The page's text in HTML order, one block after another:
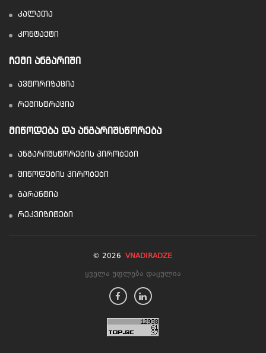
კალათა
კონტაქტი
ᲩᲔᲛᲘ ᲐᲜᲒᲐᲠᲘᲨᲘ
ავტორიზაცია
რეგისტრაცია
ᲛᲘᲬᲝᲓᲔᲑᲐ ᲓᲐ ᲐᲜᲒᲐᲠᲘᲨᲡᲬᲝᲠᲔᲑᲐ
ანგარიშსწორების პირობები
მიწოდების პირობები
გარანტია
რეკვიზიტები
© 2026 VNADIRADZE
ყველა უფლება დაცულია